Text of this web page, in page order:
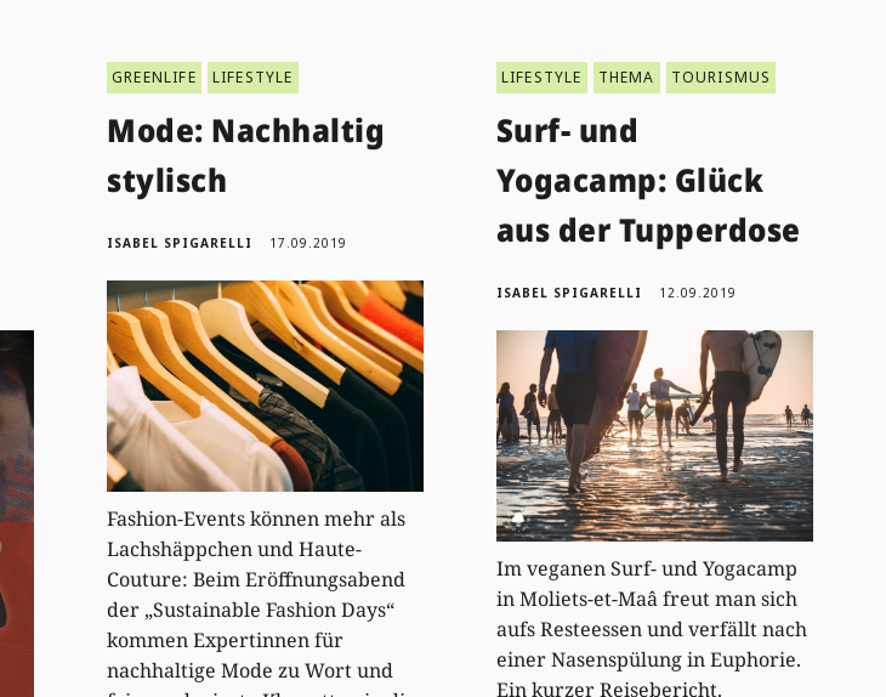
GREENLIFE LIFESTYLE
Mode: Nachhaltig
stylisch
ISABEL SPIGARELLI 17.09.2019
Fashion-Events können mehr als
Lachshäppchen und Haute-
Couture: Beim Eröffnungsabend
der „Sustainable Fashion Days“
kommen Expertinnen für
nachhaltige Mode zu Wort und
LIFESTYLE THEMA TOURISMUS
Surf- und
Yogacamp: Glück
aus der Tupperdose
ISABEL SPIGARELLI 12.09.2019
Im veganen Surf- und Yogacamp
in Moliets-et-Maâ freut man sich
aufs Resteessen und verfällt nach
einer Nasenspülung in Euphorie.
Ein kurzer Reisebericht.